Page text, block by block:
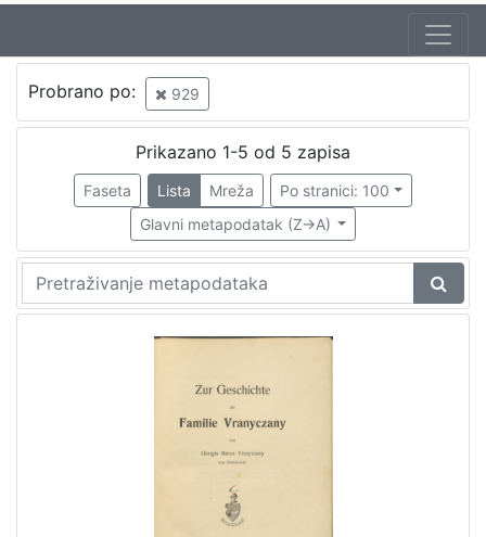
Jezik
hrvatski
Nakladnička
cjelina
Družba "Braća Hrvatskoga Zmaja"
Braća hrvatskoga zmaja
Probrano po: 929
Prikazano 1-5 od 5 zapisa
Faseta Lista Mreža
Po stranici: 100
Glavni metapodatak (Z->A)